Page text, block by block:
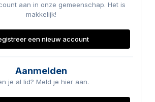
aan in onze gemeenschap. Het is
makkelijk!
een nieuw account
Aanmelden
je al lid? Meld je hier aan.